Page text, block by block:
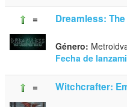
= Dreamless:
Género:
Fecha de
= Witchcrafter: